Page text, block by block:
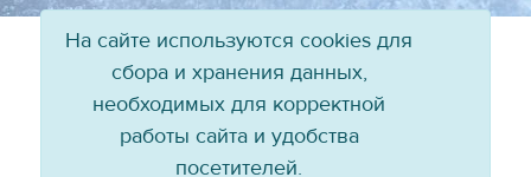
На сайте используются cookies для
сбора и хранения данных,
необходимых для корректной
работы сайта и удобства
посетителей.